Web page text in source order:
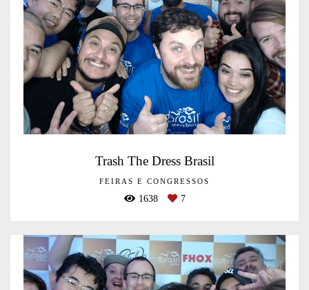
Trash The Dress Brasil
FEIRAS E CONGRESSOS
1638 7